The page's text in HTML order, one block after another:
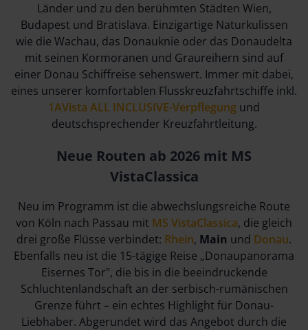
Länder und zu den berühmten Städten Wien,
Budapest und Bratislava. Einzigartige Naturkulissen
wie die Wachau, das Donauknie oder das Donaudelta
mit seinen Kormoranen und Graureihern sind auf
einer Donau Schiffreise sehenswert. Immer mit dabei,
eines unserer komfortablen Flusskreuzfahrtschiffe inkl.
1AVista ALL INCLUSIVE-Verpflegung und
deutschsprechender Kreuzfahrtleitung.
Neue Routen ab 2026 mit MS
VistaClassica
Neu im Programm ist die abwechslungsreiche Route
von Köln nach Passau mit MS VistaClassica, die gleich
drei große Flüsse verbindet: Rhein, Main und Donau.
Ebenfalls neu ist die 15-tägige Reise „Donaupanorama
Eisernes Tor", die bis in die beeindruckende
Schluchtenlandschaft an der serbisch-rumänischen
Grenze führt – ein echtes Highlight für Donau-
Liebhaber. Abgerundet wird das Angebot durch die